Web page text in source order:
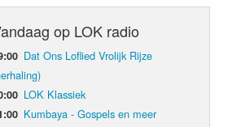
op LOK radio
Dat Ons Loflied Vrolijk Rijze
LOK Klassiek
Kumbaya - Gospels en meer